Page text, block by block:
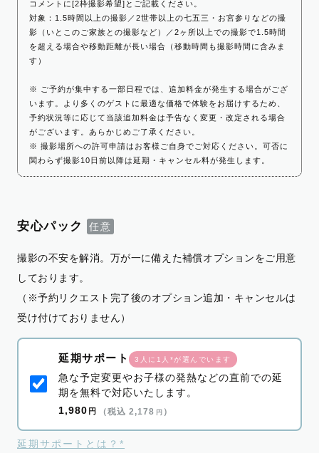
コメントに[2枠撮影希望]とご記載ください。
対象：1.5時間以上の撮影／2世帯以上の七五三・お宮参りなどの撮
影（いとこのご家族との撮影など）／2ヶ所以上での撮影で1.5時間
を超える場合や移動距離が長い場合（移動時間も撮影時間に含みま
す）
※ ご予約が集中する一部日程では、追加料金が発生する場合がござ
います。より多くのゲストに最適な価格で体験をお届けするため、
予約状況等に応じて当該追加料金は予告なく変更・改定される場合
がございます。あらかじめご了承ください。
※ 撮影場所への許可申請はお客様ご自身でご対応ください。可否に
関わらず撮影10日前以降は延期・キャンセル料が発生します。
安心パック
撮影の不安を解消。万が一に備えた補償オプションをご用意
しております。
（※予約リクエスト完了後のオプション追加・キャンセルは
受け付けておりません）
延期サポート 3人に1人*が選んでいます
急な予定変更やお子様の発熱などの直前での延
期を無料で対応いたします。
1,980 円 （税込 2,178 円 ）
延期サポートとは？*